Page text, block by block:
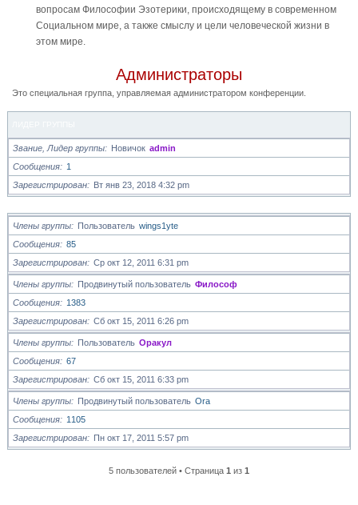
вопросам Философии Эзотерики, происходящему в современном
Социальном мире, а также смыслу и цели человеческой жизни в
этом мире.
Администраторы
Это специальная группа, управляемая администратором конференции.
Звание, Лидер группы Новичок admin
Сообщения
1
Зарегистрирован
Вт янв 23, 2018 4:32 pm
Члены группы Пользователь wings1yte
Сообщения
85
Зарегистрирован
Ср окт 12, 2011 6:31 pm
Члены группы Продвинутый пользователь Философ
Сообщения
1383
Зарегистрирован
Сб окт 15, 2011 6:26 pm
Члены группы Пользователь Оракул
Сообщения
67
Зарегистрирован
Сб окт 15, 2011 6:33 pm
Члены группы Продвинутый пользователь Ora
Сообщения
1105
Зарегистрирован
Пн окт 17, 2011 5:57 pm
5 пользователей • Страница 1 из 1